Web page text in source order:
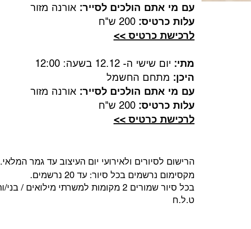
עם מי אתם הולכים לסייר: אורנה מזור
עלות כרטיס:
לרכישת כרטיס >>
מתי: יום שישי ה- 12.12 בשעה: 12:00
היכן: מתחם החשמל
עם מי אתם הולכים לסייר: אורנה מזור
עלות כרטיס:
לרכישת כרטיס >>
הרישום לסיורים ולאירועי יום העיצוב עד גמר המלאי.
מקסימום נרשמים בכל סיור: עד 20 נרשמים.
בכל סיור שמורים 2 מקומות למשרתי מילואים / בני/ות זוגן/ם
ט.ל.ח